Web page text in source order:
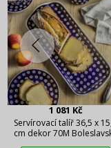
1 081 Kč
Servírovací talíř 36,5 x
cm dekor 70M